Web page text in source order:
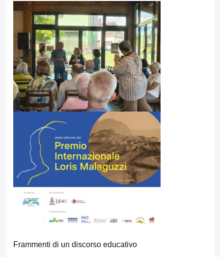
Frammenti di un discorso educativo